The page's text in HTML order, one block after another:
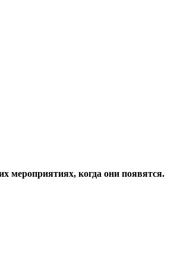
мероприятиях, когда они появятся.